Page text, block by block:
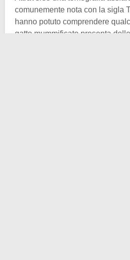
comunemente nota con la sigla
hanno potuto comprendere
gatto mummificato presenta delle